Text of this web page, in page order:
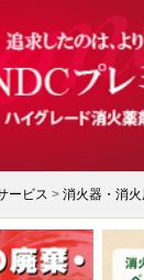
ービス > 消火器・消